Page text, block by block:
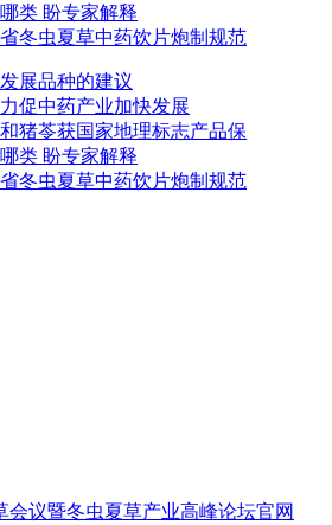
类 盼专家解释
冬虫夏草中药饮片炮制规范
展品种的建议
促中药产业加快发展
猪苓获国家地理标志产品保
类 盼专家解释
冬虫夏草中药饮片炮制规范
会议暨冬虫夏草产业高峰论坛官网